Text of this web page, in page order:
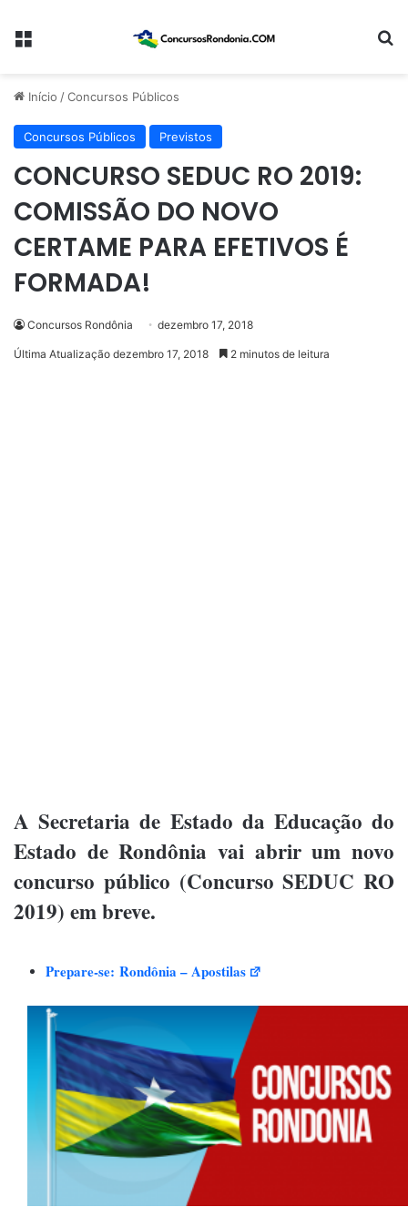
Menu
Início /Concursos Públicos
Concursos Públicos Previstos
CONCURSO SEDUC RO 2019:
COMISSÃO DO NOVO
CERTAME PARA EFETIVOS É
FORMADA!
Concursos Rondônia dezembro 17, 2018
Última Atualização dezembro 17, 2018 2 minutos de leitura
A Secretaria de Estado da Educação do
Estado de Rondônia vai abrir um novo
concurso público (Concurso SEDUC RO
2019) em breve.
Prepare-se: Rondônia – Apostilas